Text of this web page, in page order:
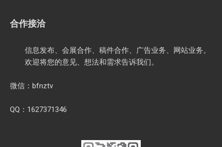
合作接洽
信息发布、会展合作、稿件合作、广告业务、网站业务。
欢迎将您的意见、想法和需求告诉我们。
微信：bfnztv
QQ：1627371346